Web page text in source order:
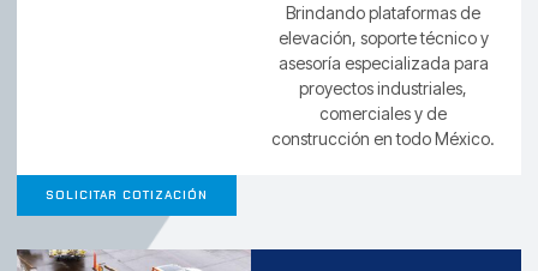
Brindando plataformas de
elevación, soporte técnico y
asesoría especializada para
proyectos industriales,
comerciales y de
construcción en todo México.
SOLICITAR COTIZACIÓN